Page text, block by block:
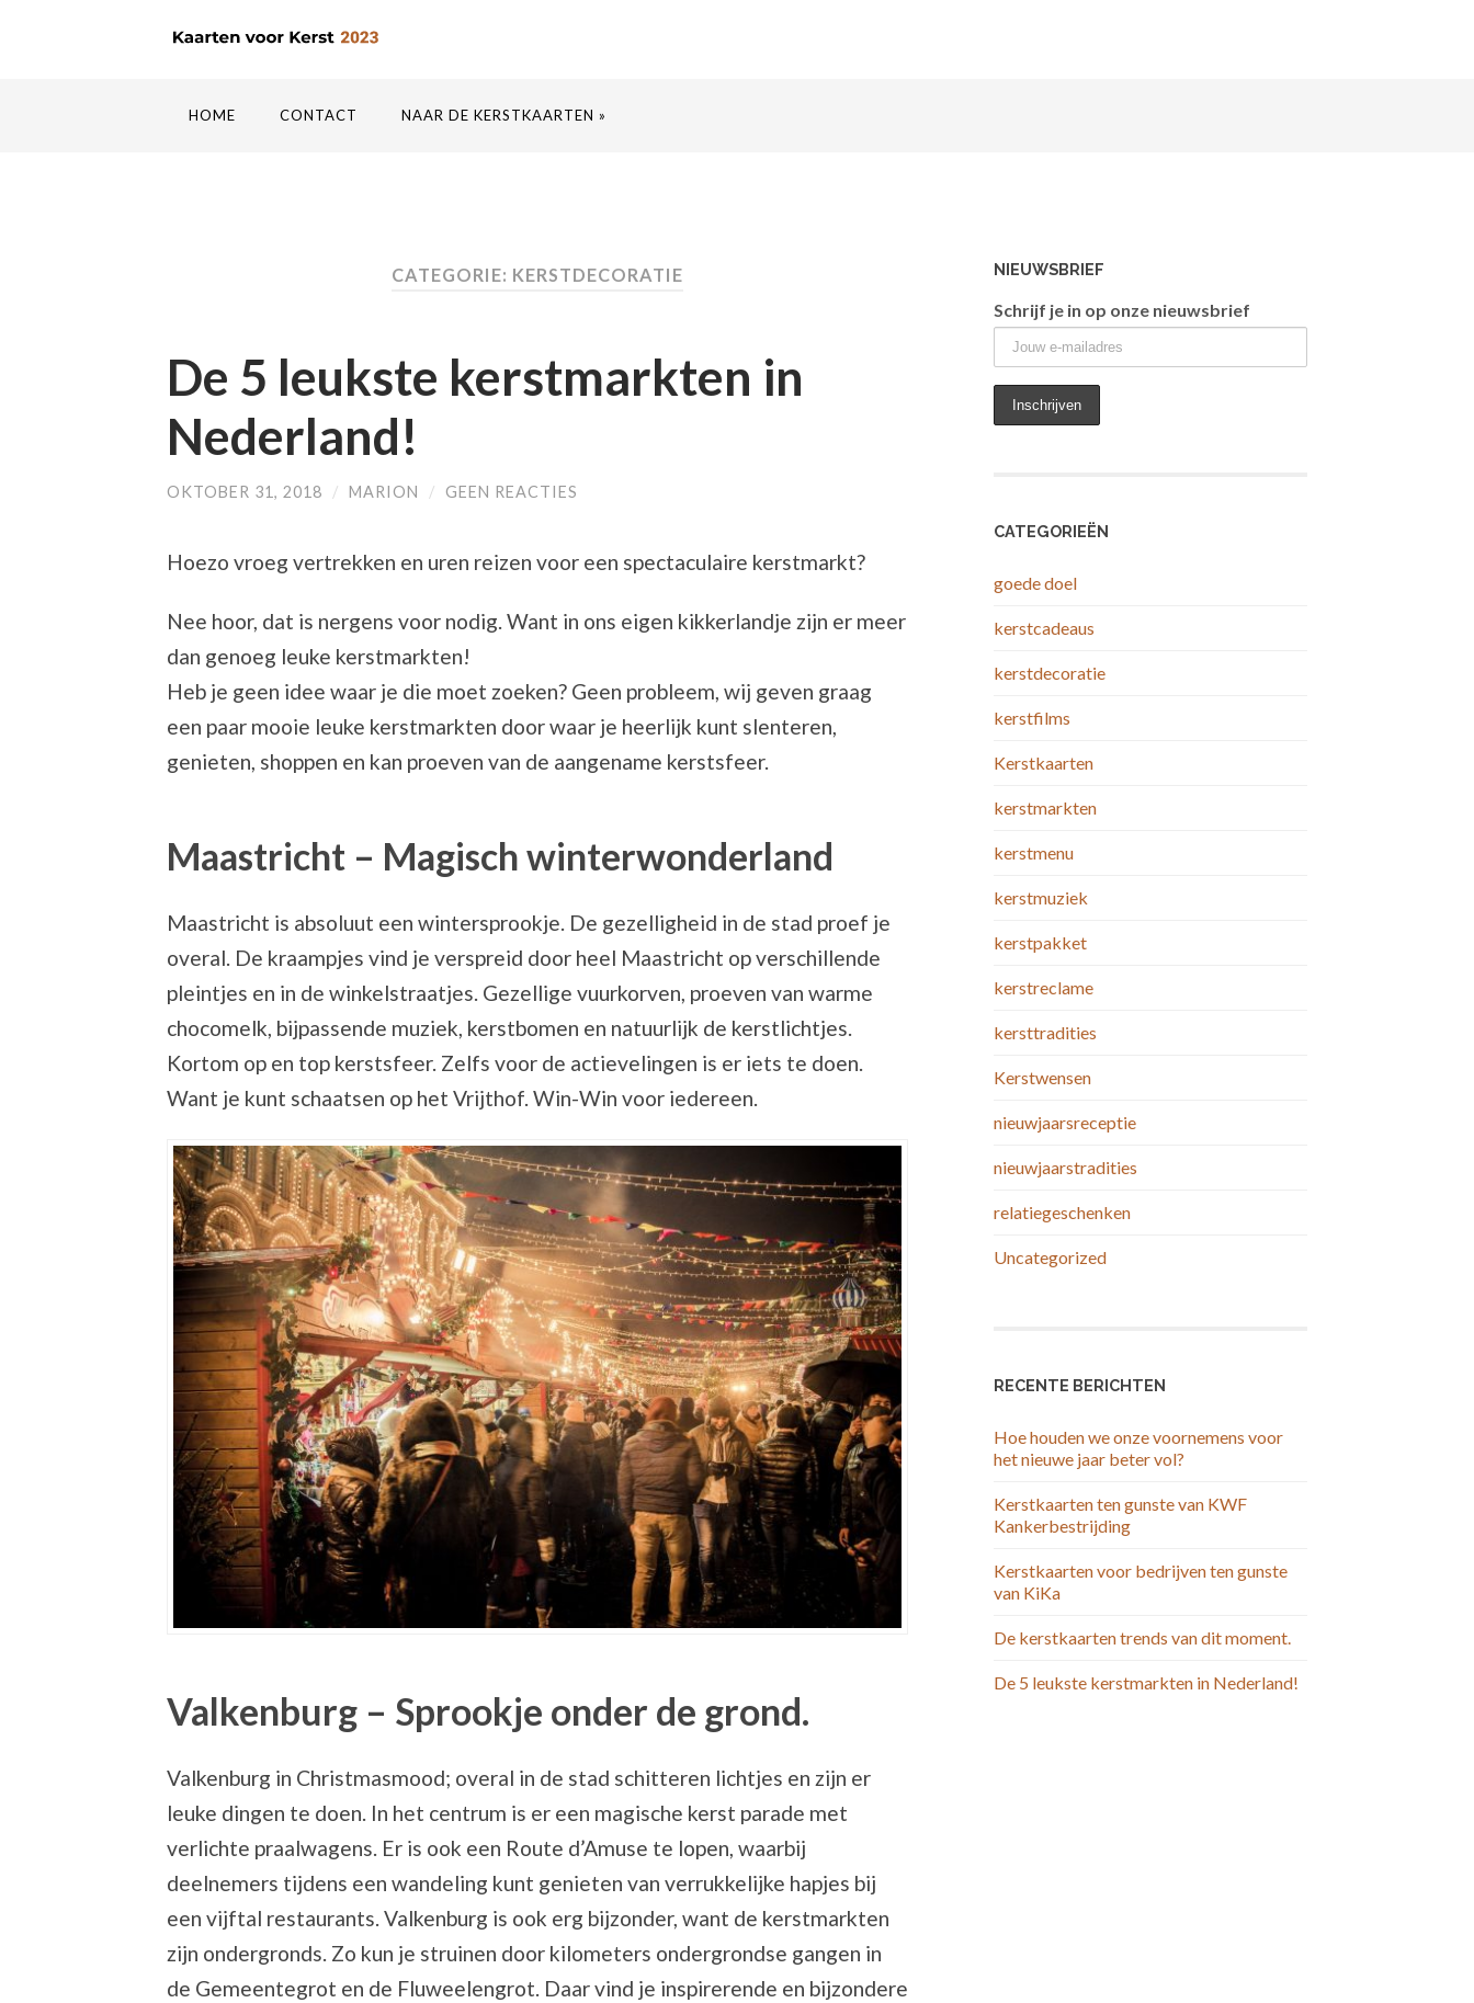
HOME CONTACT NAAR DE KERSTKAARTEN »
CATEGORIE: KERSTDECORATIE
De 5 leukste kerstmarkten in
Nederland!
OKTOBER 31, 2018 / MARION / GEEN REACTIES
Hoezo vroeg vertrekken en uren reizen voor een spectaculaire kerstmarkt?
Nee hoor, dat is nergens voor nodig. Want in ons eigen kikkerlandje zijn er meer
dan genoeg leuke kerstmarkten!
Heb je geen idee waar je die moet zoeken? Geen probleem, wij geven graag
een paar mooie leuke kerstmarkten door waar je heerlijk kunt slenteren,
genieten, shoppen en kan proeven van de aangename kerstsfeer.
Maastricht – Magisch winterwonderland
Maastricht is absoluut een wintersprookje. De gezelligheid in de stad proef je
overal. De kraampjes vind je verspreid door heel Maastricht op verschillende
pleintjes en in de winkelstraatjes. Gezellige vuurkorven, proeven van warme
chocomelk, bijpassende muziek, kerstbomen en natuurlijk de kerstlichtjes.
Kortom op en top kerstsfeer. Zelfs voor de actievelingen is er iets te doen.
Want je kunt schaatsen op het Vrijthof. Win-Win voor iedereen.
Valkenburg – Sprookje onder de grond.
Valkenburg in Christmasmood; overal in de stad schitteren lichtjes en zijn er
leuke dingen te doen. In het centrum is er een magische kerst parade met
verlichte praalwagens. Er is ook een Route d’Amuse te lopen, waarbij
deelnemers tijdens een wandeling kunt genieten van verrukkelijke hapjes bij
een vijftal restaurants. Valkenburg is ook erg bijzonder, want de kerstmarkten
zijn ondergronds. Zo kun je struinen door kilometers ondergrondse gangen in
de Gemeentegrot en de Fluweelengrot. Daar vind je inspirerende en bijzondere
NIEUWSBRIEF
Schrijf je in op onze nieuwsbrief
CATEGORIEËN
goede doel
kerstcadeaus
kerstdecoratie
kerstfilms
Kerstkaarten
kerstmarkten
kerstmenu
kerstmuziek
kerstpakket
kerstreclame
kersttradities
Kerstwensen
nieuwjaarsreceptie
nieuwjaarstradities
relatiegeschenken
Uncategorized
RECENTE BERICHTEN
Hoe houden we onze voornemens voor
het nieuwe jaar beter vol?
Kerstkaarten ten gunste van KWF
Kankerbestrijding
Kerstkaarten voor bedrijven ten gunste
van KiKa
De kerstkaarten trends van dit moment.
De 5 leukste kerstmarkten in Nederland!